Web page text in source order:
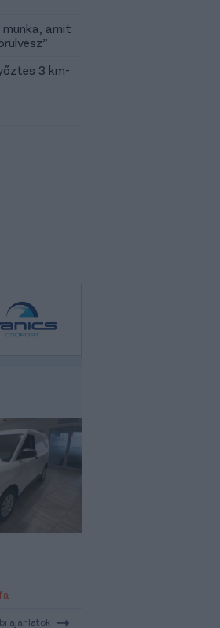
munka, amit
3 km-
ajánlatok